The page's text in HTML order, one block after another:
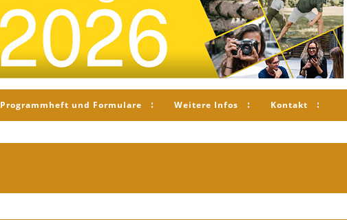
Programmheft und Formulare Weitere Infos Kontakt